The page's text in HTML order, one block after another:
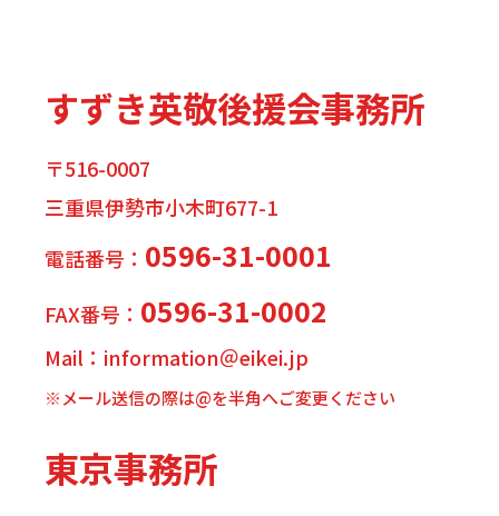
すずき英敬後援会事務所
〒516-0007
三重県伊勢市小木町677-1
電話番号： 0596-31-0001
FAX番号： 0596-31-0002
Mail：information＠eikei.jp
※メール送信の際は@を半角へご変更ください
東京事務所